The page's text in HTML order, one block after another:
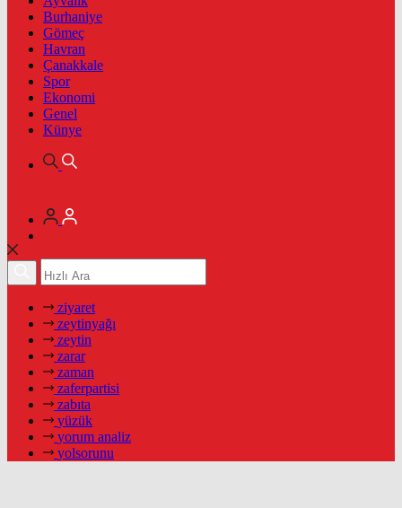
Burhaniye
Gömeç
Havran
Çanakkale
Spor
Ekonomi
Genel
Künye
ziyaret
zeytinyağı
zeytin
zarar
zaman
zaferpartisi
zabıta
yüzük
yorum analiz
yolsorunu